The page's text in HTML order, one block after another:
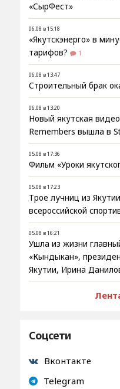
«СырФест»
06.08 в 15:18
«Якутскэнерго» в
тарифов?
1
06.08 в 13:47
Строительный брак
06.08 в 13:20
Новый якутская
Remembers вышла в
05.08 в 17:36
Фильм «Уроки
05.08 в 17:23
Трое лучниц из
всероссийской
05.08 в 16:21
Ушла из жизни
«Кындыкан»,
Якутии, Ирина
Соцсети
Вконтакте
Telegram